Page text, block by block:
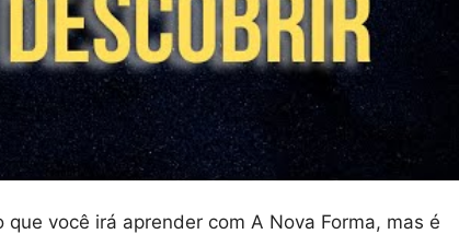
você irá aprender com A Nova Forma, mas é